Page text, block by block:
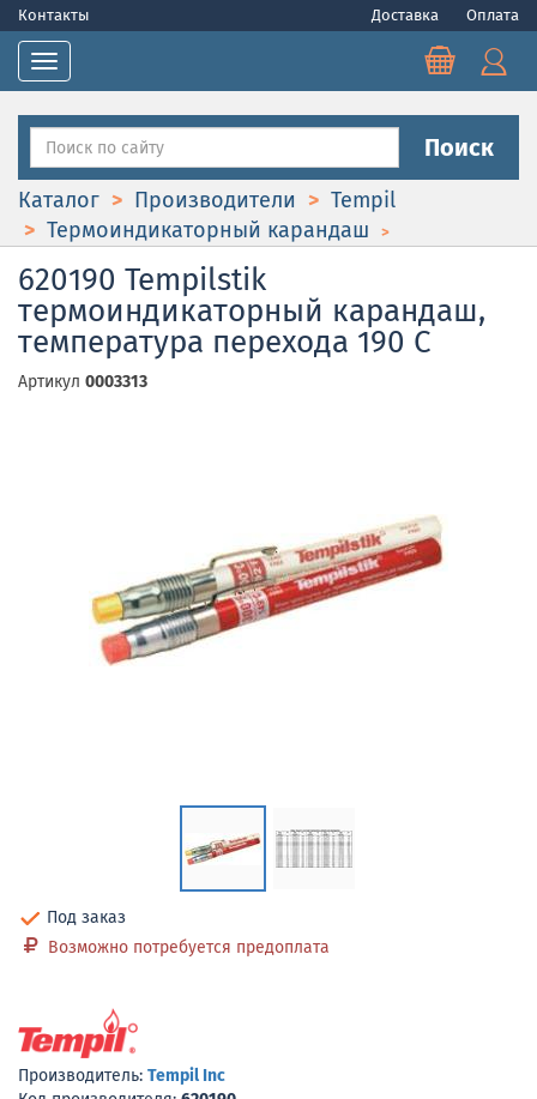
Контакты Доставка Оплата
Toggle navigation
Поиск
Каталог Производители
Tempil
Термоиндикаторный карандаш
620190 Tempilstik
термоиндикаторный карандаш,
температура перехода 190 С
Артикул 0003313
Под заказ
Возможно потребуется предоплата
Производитель: Tempil Inc